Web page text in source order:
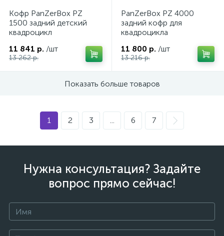
Кофр PanZerBox PZ
1500 задний детский
квадроцикл
11 841 р. /шт
13 262 р.
PanZerBox PZ 4000
задний кофр для
квадроцикла
11 800 р. /шт
13 216 р.
Показать больше товаров
1 2 3 ... 6 7
Нужна консультация? Задайте
вопрос прямо сейчас!